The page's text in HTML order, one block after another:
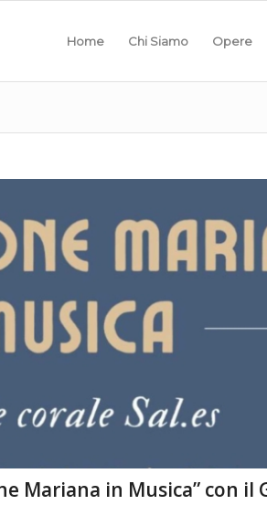
Home Chi Siamo Opere
Mariana in Musica” con il